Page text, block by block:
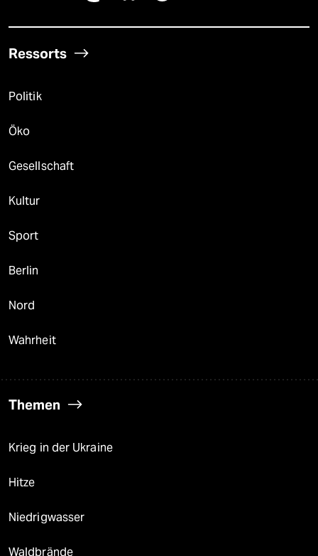
Ressorts
Politik
Öko
Gesellschaft
Kultur
Sport
Berlin
Nord
Wahrheit
Themen
Krieg in der Ukraine
Hitze
Niedrigwasser
Waldbrände